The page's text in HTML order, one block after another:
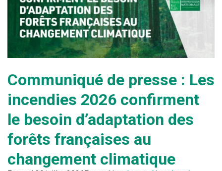
Communiqué de presse : Les
incendies 2026 confirment
le besoin d’adaptation des
forêts françaises au
changement climatique